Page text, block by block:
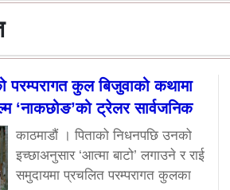
परम्परागत कुल बिजुवाको कथामा
‘नाकछोङ’को ट्रेलर सार्वजनिक
काठमाडौं । पिताको निधनपछि उनको
इच्छाअनुसार ‘आत्मा बाटो’ लगाउने र राई
समुदायमा प्रचलित परम्परागत कुलका